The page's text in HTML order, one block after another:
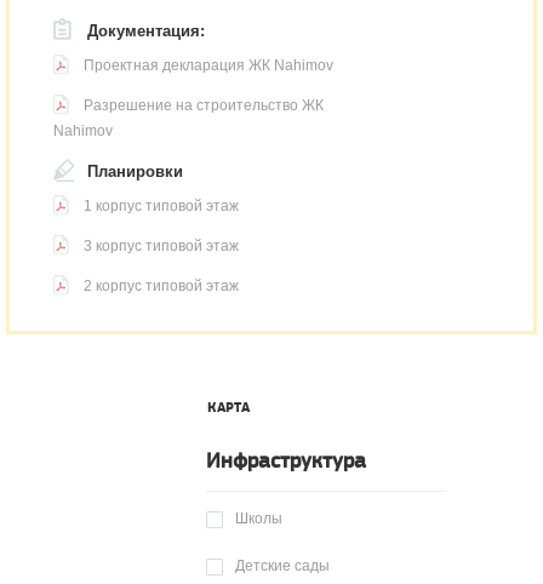
Документация:
Проектная декларация ЖК Nahimov
Разрешение на строительство ЖК
Nahimov
Планировки
1 корпус типовой этаж
3 корпус типовой этаж
2 корпус типовой этаж
КАРТА
Инфраструктура
Школы
Детские сады